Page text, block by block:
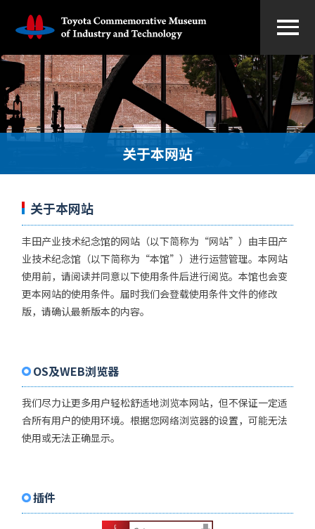
关于本网站
关于本网站
丰田产业技术纪念馆的网站（以下简称为“网站”）由丰田产
业技术纪念馆（以下简称为“本馆”）进行运营管理。本网站
使用前，请阅读并同意以下使用条件后进行阅览。本馆也会变
更本网站的使用条件。届时我们会登载使用条件文件的修改
版，请确认最新版本的内容。
OS及WEB浏览器
我们尽力让更多用户轻松舒适地浏览本网站，但不保证一定适
合所有用户的使用环境。根据您网络浏览器的设置，可能无法
使用或无法正确显示。
插件